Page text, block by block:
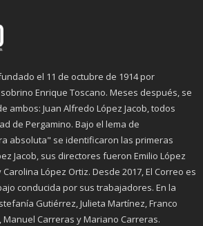
el 11 de octubre de 1914 por
Enrique Toscano. Meses después, se
ambos: Juan Alfredo López Jacob, todos
de Pergamino. Bajo el lema de
absoluta" se identificaron las primeras
Jacob, sus directores fueron Emilio López
López Ortiz. Desde 2017, El Correo es
conducida por sus trabajadores. En la
Gutiérrez, Julieta Martínez, Franco
Manuel Carreras y Mariano Carreras.